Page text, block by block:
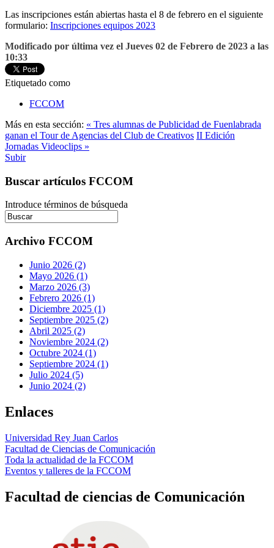
Las inscripciones están abiertas hasta el 8 de febrero en el siguiente
formulario: Inscripciones equipos 2023
Modificado por última vez el Jueves 02 de Febrero de 2023 a las
10:33
Etiquetado como
FCCOM
Más en esta sección: « Tres alumnas de Publicidad de Fuenlabrada
ganan el Tour de Agencias del Club de Creativos II Edición
Jornadas Videoclips »
Subir
Buscar artículos FCCOM
Introduce términos de búsqueda
Archivo FCCOM
Junio 2026 (2)
Mayo 2026 (1)
Marzo 2026 (3)
Febrero 2026 (1)
Diciembre 2025 (1)
Septiembre 2025 (2)
Abril 2025 (2)
Noviembre 2024 (2)
Octubre 2024 (1)
Septiembre 2024 (1)
Julio 2024 (5)
Junio 2024 (2)
Enlaces
Universidad Rey Juan Carlos
Facultad de Ciencias de Comunicación
Toda la actualidad de la FCCOM
Eventos y talleres de la FCCOM
Facultad de ciencias de Comunicación